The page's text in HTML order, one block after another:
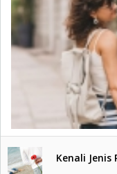
Kenali